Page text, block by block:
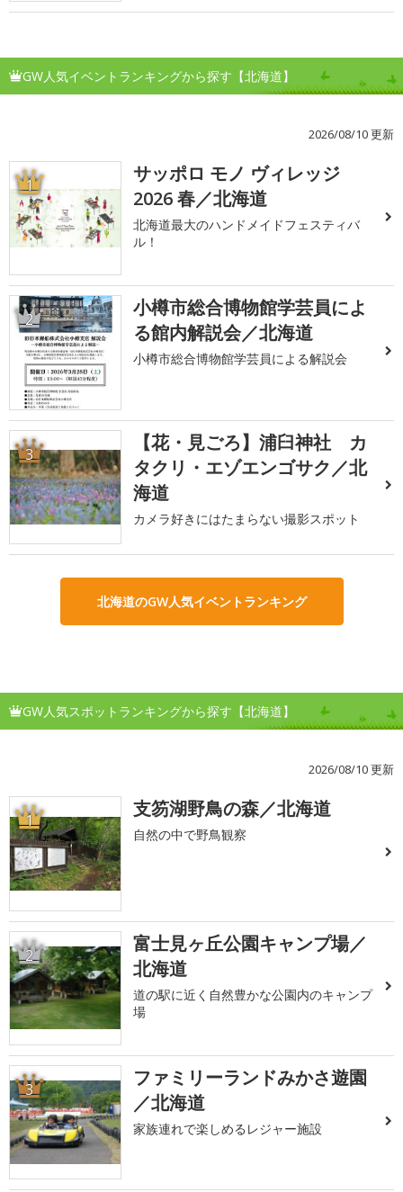
GW人気イベントランキングから探す【北海道】
2026/08/10 更新
1
サッポロ モノ ヴィレッジ
2026 春／北海道
北海道最大のハンドメイドフェスティバ
ル！
2
小樽市総合博物館学芸員によ
る館内解説会／北海道
小樽市総合博物館学芸員による解説会
3
【花・見ごろ】浦臼神社 カ
タクリ・エゾエンゴサク／北
海道
カメラ好きにはたまらない撮影スポット
北海道のGW人気イベントランキング
GW人気スポットランキングから探す【北海道】
2026/08/10 更新
1 支笏湖野鳥の森／北海道
自然の中で野鳥観察
2
富士見ヶ丘公園キャンプ場／
北海道
道の駅に近く自然豊かな公園内のキャンプ
場
3
ファミリーランドみかさ遊園
／北海道
家族連れで楽しめるレジャー施設